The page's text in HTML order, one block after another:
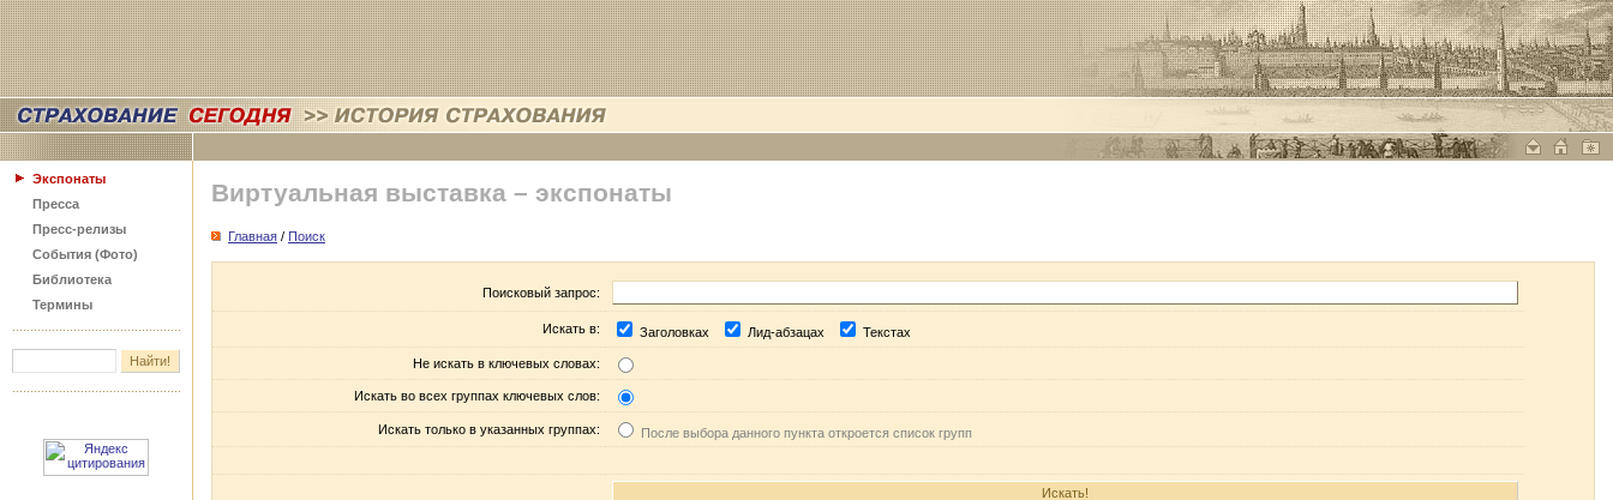
Экспонаты
Пресса
Пресс-релизы
События (Фото)
Библиотека
Термины
Виртуальная выставка – экспонаты
Главная / Поиск
Поисковый запрос:
Искать в: Заголовках Лид-абзацах Текстах
Не искать в ключевых словах:
Искать во всех группах ключевых слов:
Искать только в указанных группах: После выбора данного пункта откроется список групп